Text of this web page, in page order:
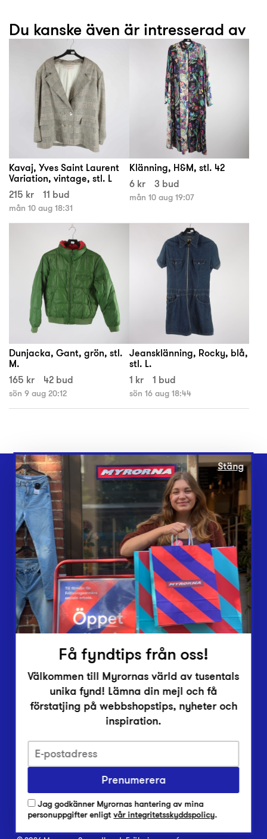
Du kanske även är intresserad av
Kavaj, Yves Saint Laurent
Variation, vintage, stl. L
215 kr
11 bud
mån 10 aug 18:31
Klänning, H&M, stl. 42
6 kr
3 bud
mån 10 aug 19:07
Dunjacka, Gant, grön, stl.
M.
165 kr
42 bud
sön 9 aug 20:12
Jeansklänning, Rocky, blå,
stl. L.
1 kr
1 bud
sön 16 aug 18:44
Webbshop
Butiker
Lämna in
Vårt överskott
Inlämningsplatser
Om Myrorna
Lediga jobb
Pressrum
Integritetsskyddspolicy
Har du frågor om onlineköp, leverans eller retur?
Har du frågor om vår verksamhet?
Vanliga frågor om Myrorna
Stäng
Få fyndtips från oss!
Välkommen till Myrornas värld av tusentals
unika fynd! Lämna din mejl och få
förstatjing på webbshopstips, nyheter och
inspiration.
Prenumerera
Jag godkänner Myrornas hantering av mina
personuppgifter enligtvår integritetsskyddspolicy.